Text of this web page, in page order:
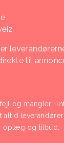
til
og mangler i
altid
oplæg og tilbud.